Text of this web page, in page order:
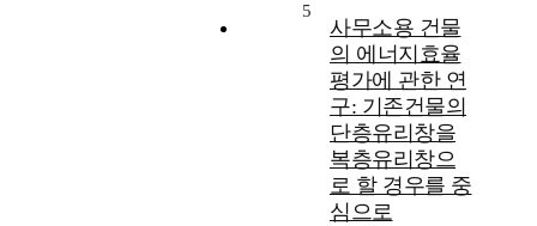
5
사무소용 건물
의 에너지효율
평가에 관한 연
구: 기존건물의
단층유리창을
복층유리창으
로 할 경우를 중
심으로